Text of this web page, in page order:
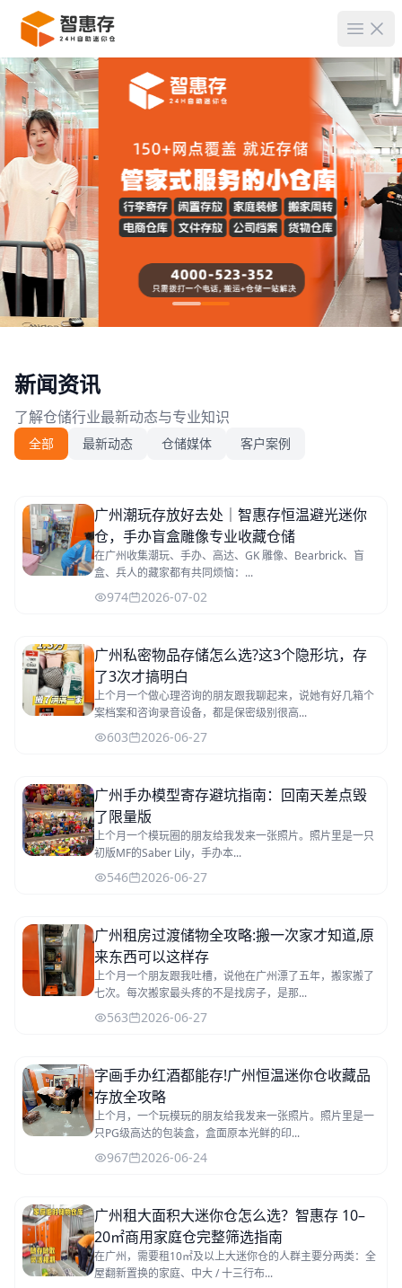
菜单
新闻资讯
了解仓储行业最新动态与专业知识
全部 最新动态 仓储媒体 客户案例
广州潮玩存放好去处｜智惠存恒温避光迷你
仓，手办盲盒雕像专业收藏仓储
在广州收集潮玩、手办、高达、GK 雕像、Bearbrick、盲
盒、兵人的藏家都有共同烦恼：...
974 2026-07-02
广州私密物品存储怎么选?这3个隐形坑，存
了3次才搞明白
上个月一个做心理咨询的朋友跟我聊起来，说她有好几箱个
案档案和咨询录音设备，都是保密级别很高...
603 2026-06-27
广州手办模型寄存避坑指南：回南天差点毁
了限量版
上个月一个模玩圈的朋友给我发来一张照片。照片里是一只
初版MF的Saber Lily，手办本...
546 2026-06-27
广州租房过渡储物全攻略:搬一次家才知道,原
来东西可以这样存
上个月一个朋友跟我吐槽，说他在广州漂了五年，搬家搬了
七次。每次搬家最头疼的不是找房子，是那...
563 2026-06-27
字画手办红酒都能存!广州恒温迷你仓收藏品
存放全攻略
上个月，一个玩模玩的朋友给我发来一张照片。照片里是一
只PG级高达的包装盒，盒面原本光鲜的印...
967 2026-06-24
广州租大面积大迷你仓怎么选？智惠存 10–
20㎡商用家庭仓完整筛选指南
在广州，需要租10㎡及以上大迷你仓的人群主要分两类：全
屋翻新置换的家庭、中大 / 十三行布...